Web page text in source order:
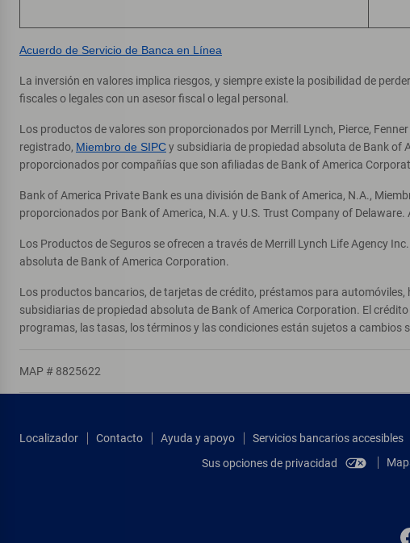
Acuerdo de Servicio de Banca en Línea
La inversión en valores implica riesgos, y siempre existe la posibilidad de
fiscales o legales con un asesor fiscal o legal personal.
Los productos de valores son proporcionados por Merrill Lynch, Pierce,
registrado, Miembro de SIPCy subsidiaria de propiedad absoluta de Bank
proporcionados por compañías que son afiliadas de Bank of America
Bank of America Private Bank es una división de Bank of America, N.A.,
proporcionados por Bank of America, N.A. y U.S. Trust Company of
Los Productos de Seguros se ofrecen a través de Merrill Lynch Life Agency
absoluta de Bank of America Corporation.
Los productos bancarios, de tarjetas de crédito, préstamos para
subsidiarias de propiedad absoluta de Bank of America Corporation. El
programas, las tasas, los términos y las condiciones están sujetos a cambios
MAP # 8825622
Localizador Contacto Ayuda y apoyo Servicios bancarios accesibles
Sus opciones de privacidad